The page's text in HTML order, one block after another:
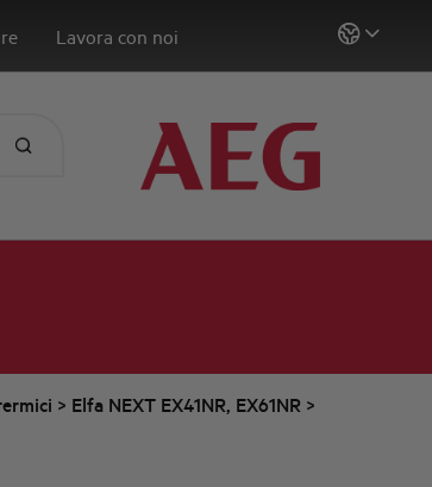
Lavora con noi
> Elfa NEXT EX41NR, EX61NR >